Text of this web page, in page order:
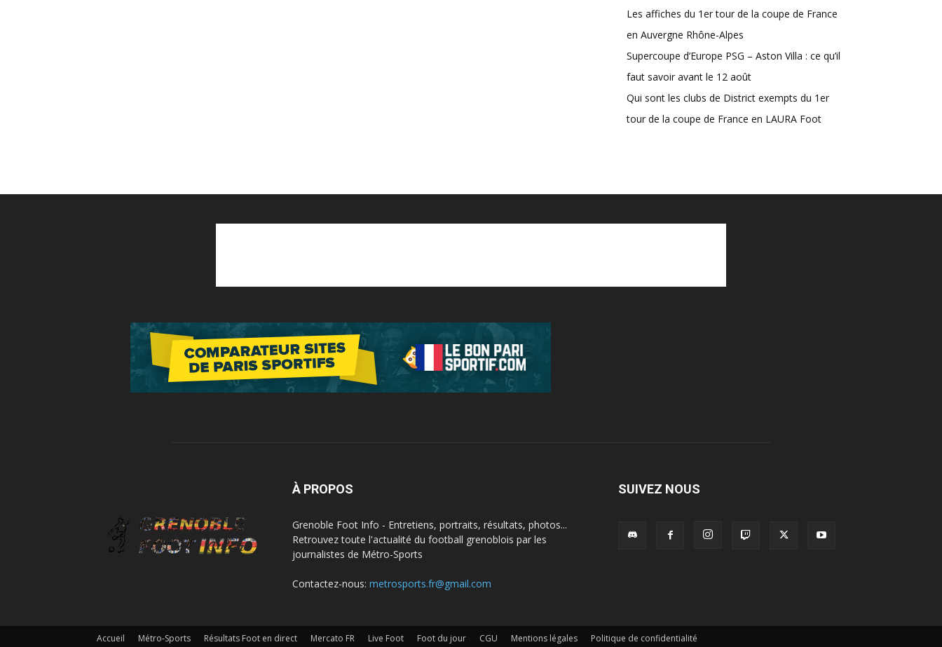
Les affiches du 1er tour de la coupe de France
en Auvergne Rhône-Alpes
Supercoupe d’Europe PSG – Aston Villa : ce qu’il
faut savoir avant le 12 août
Qui sont les clubs de District exempts du 1er
tour de la coupe de France en LAURA Foot
À PROPOS
Grenoble Foot Info - Entretiens, portraits, résultats, photos...
Retrouvez toute l'actualité du football grenoblois par les
journalistes de Métro-Sports
Contactez-nous: metrosports.fr@gmail.com
SUIVEZ NOUS
Accueil Métro-Sports Résultats Foot en direct Mercato FR Live Foot Foot du jour CGU Mentions légales Politique de confidentialité